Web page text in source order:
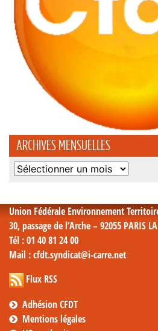
ARCHIVES MENSUELLES
Archives
Union Fédérale Environnement
30, passage de l’Arche – 92055 PARIS LA
Tél : 01 40 81 24 00
Mail : cfdt.syndicat@i-carre.net
Flux RSS
Adhésion CFDT
Mentions légales